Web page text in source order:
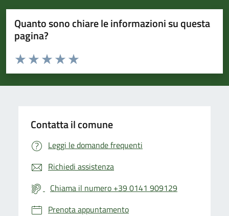
Quanto sono chiare le informazioni su questa
pagina?
Valuta da 1 a 5 stelle la pagina
Valuta 5 stelle su 5
Valuta 4 stelle su 5
Valuta 3 stelle su 5
Valuta 2 stelle su 5
Valuta 1 stelle su 5
Contatta il comune
Leggi le domande frequenti
Richiedi assistenza
Chiama il numero +39 0141 909129
Prenota appuntamento